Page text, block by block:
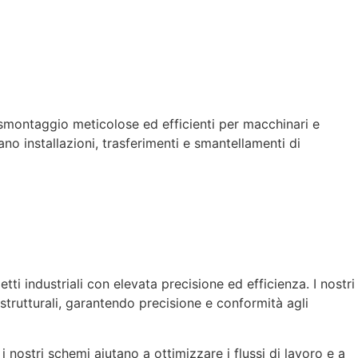
meticolose ed efficienti per macchinari e
installazioni, trasferimenti e smantellamenti di
industriali con elevata precisione ed efficienza. I nostri
garantendo precisione e conformità agli
schemi aiutano a ottimizzare i flussi di lavoro e a